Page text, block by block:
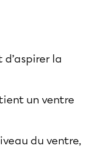
aspirer la
un ventre
du ventre,